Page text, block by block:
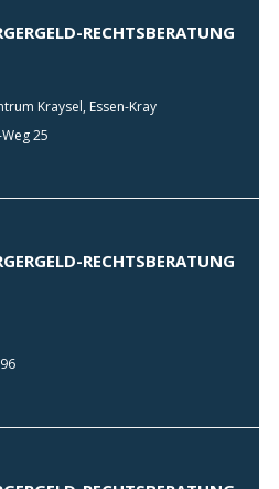
RECHTSBERATUNG
Kraysel, Essen-Kray
25
RECHTSBERATUNG